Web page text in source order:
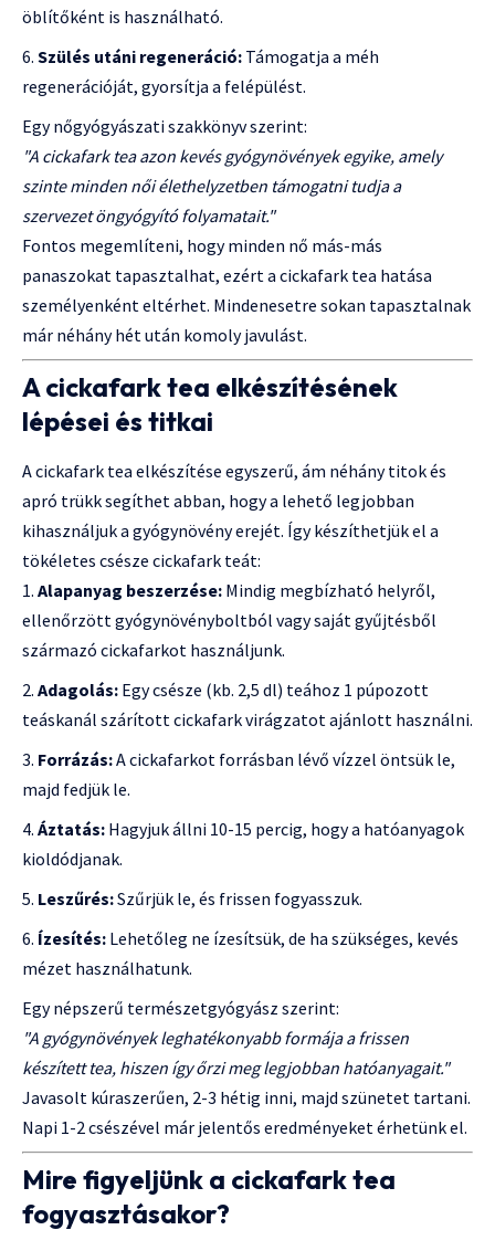
öblítőként is használható.
Szülés utáni regeneráció: Támogatja a méh
regenerációját, gyorsítja a felépülést.
Egy nőgyógyászati szakkönyv szerint:
"A cickafark tea azon kevés gyógynövények egyike, amely
szinte minden női élethelyzetben támogatni tudja a
szervezet öngyógyító folyamatait."
Fontos megemlíteni, hogy minden nő más-más
panaszokat tapasztalhat, ezért a cickafark tea hatása
személyenként eltérhet. Mindenesetre sokan tapasztalnak
már néhány hét után komoly javulást.
A cickafark tea elkészítésének
lépései és titkai
A cickafark tea elkészítése egyszerű, ám néhány titok és
apró trükk segíthet abban, hogy a lehető legjobban
kihasználjuk a gyógynövény erejét. Így készíthetjük el a
tökéletes csésze cickafark teát:
Alapanyag beszerzése: Mindig megbízható helyről,
ellenőrzött gyógynövényboltból vagy saját gyűjtésből
származó cickafarkot használjunk.
Adagolás: Egy csésze (kb. 2,5 dl) teához 1 púpozott
teáskanál szárított cickafark virágzatot ajánlott használni.
Forrázás:A cickafarkot forrásban lévő vízzel öntsük le,
majd fedjük le.
Áztatás: Hagyjuk állni 10-15 percig, hogy a hatóanyagok
kioldódjanak.
Leszűrés:Szűrjük le, és frissen fogyasszuk.
Ízesítés: Lehetőleg ne ízesítsük, de ha szükséges, kevés
mézet használhatunk.
Egy népszerű természetgyógyász szerint:
"A gyógynövények leghatékonyabb formája a frissen
készített tea, hiszen így őrzi meg legjobban hatóanyagait."
Javasolt kúraszerűen, 2-3 hétig inni, majd szünetet tartani.
Napi 1-2 csészével már jelentős eredményeket érhetünk el.
Mire figyeljünk a cickafark tea
fogyasztásakor?